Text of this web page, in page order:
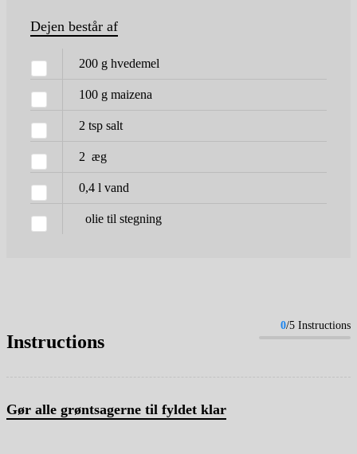
Dejen består af
200 g hvedemel
100 g maizena
2 tsp salt
2 æg
0,4 l vand
olie til stegning
Instructions
0/5 Instructions
Gør alle grøntsagerne til fyldet klar